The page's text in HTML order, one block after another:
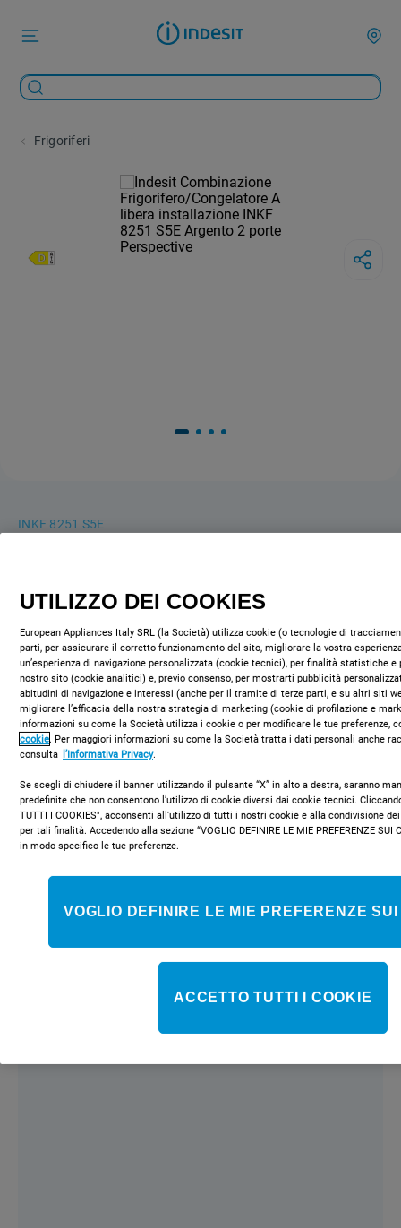
Frigoriferi
INKF 8251 S5E
installazione Indesit: color argento. Ripiani in vetro, robusti ed
eleganti al tempo stesso.
Classe energetica 3(1)
Tecnologia avanzata
UTILIZZO DEI COOKIES
European Appliances Italy SRL (la Società) utilizza cookie (o tecnologie di
parti, per assicurare il corretto funzionamento del sito, migliorare la vostra
un’esperienza di navigazione personalizzata (cookie tecnici), per finalità statistiche e
nostro sito (cookie analitici) e, previo consenso, per mostrarti pubblicità
abitudini di navigazione e interessi (anche per il tramite di terze parti, e su altri siti
migliorare l’efficacia della nostra strategia di marketing (cookie di profilazione e
informazioni su come la Società utilizza i cookie o per modificare le tue preferenze,
cookie. Per maggiori informazioni su come la Società tratta i dati personali anche
consulta l’Informativa Privacy.
Se scegli di chiudere il banner utilizzando il pulsante “X” in alto a destra, saranno
predefinite che non consentono l’utilizzo di cookie diversi dai cookie tecnici.
TUTTI I COOKIES", acconsenti all'utilizzo di tutti i nostri cookie e alla condivisione
per tali finalità. Accedendo alla sezione “VOGLIO DEFINIRE LE MIE PREFERENZE SUI
in modo specifico le tue preferenze.
VOGLIO DEFINIRE LE MIE PREFERENZE
ACCETTO TUTTI I COOKIE